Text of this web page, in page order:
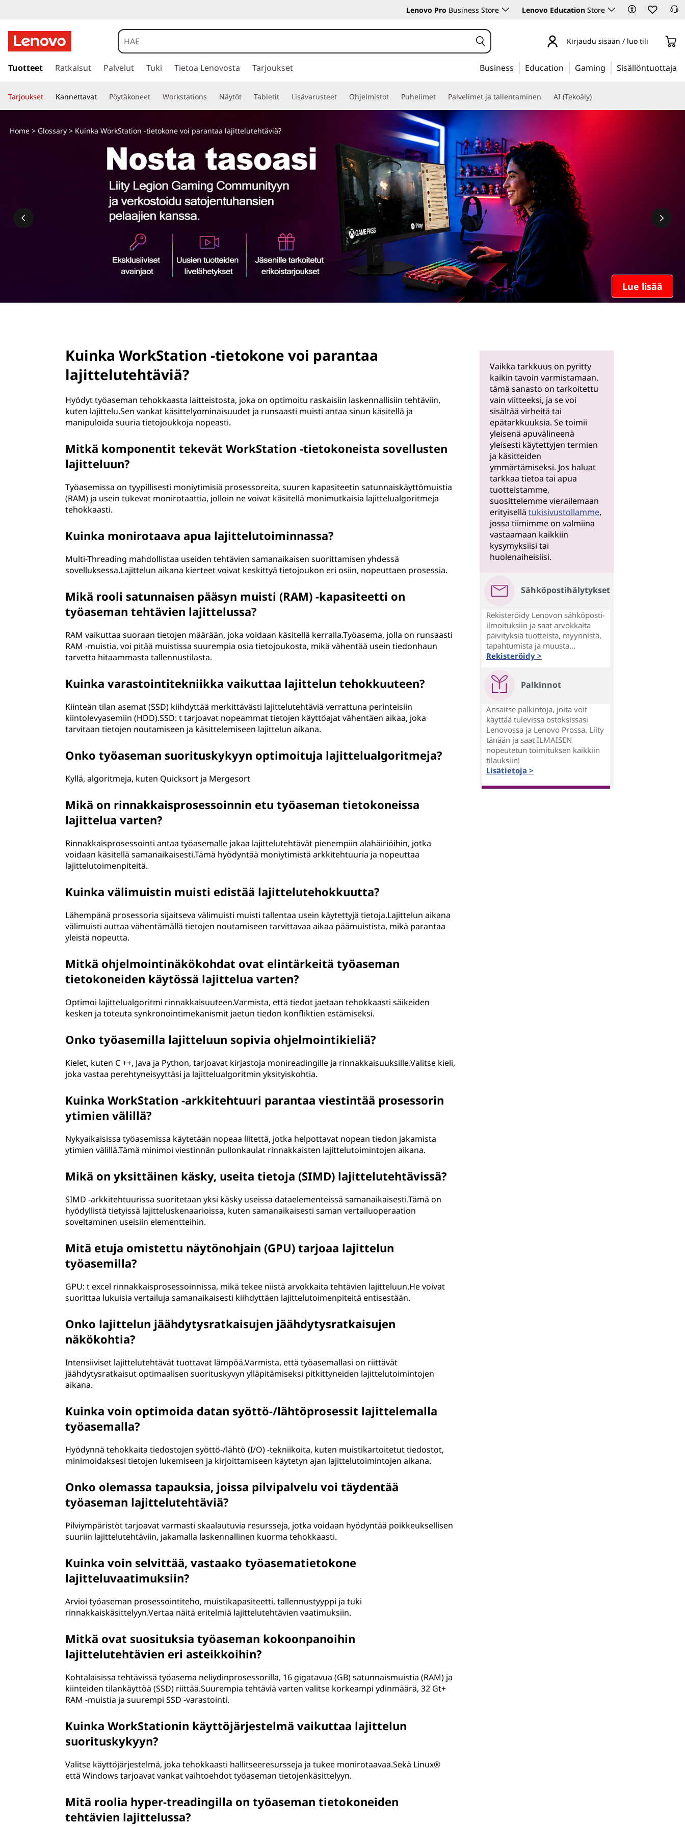
Lenovo Pro Business Store Lenovo Education Store
i
r
y
ä
Kirjaudu sisään / luo tili
Tuotteet Ratkaisut Palvelut Tuki Tietoa Lenovosta Tarjoukset Business Education Gaming Sisällöntuottaja
Tarjoukset Kannettavat Pöytäkoneet Workstations Näytöt Tabletit Lisävarusteet Ohjelmistot Puhelimet Palvelimet ja tallentaminen AI (Tekoäly)
Lue lisää
Home> Glossary> Kuinka WorkStation -tietokone voi parantaa lajittelutehtäviä?
Kuinka WorkStation -tietokone voi parantaa
lajittelutehtäviä?
Hyödyt työaseman tehokkaasta laitteistosta, joka on optimoitu raskaisiin laskennallisiin tehtäviin,
kuten lajittelu.Sen vankat käsittelyominaisuudet ja runsaasti muisti antaa sinun käsitellä ja
manipuloida suuria tietojoukkoja nopeasti.
Mitkä komponentit tekevät WorkStation -tietokoneista sovellusten
lajitteluun?
Työasemissa on tyypillisesti moniytimisiä prosessoreita, suuren kapasiteetin satunnaiskäyttömuistia
(RAM) ja usein tukevat monirotaattia, jolloin ne voivat käsitellä monimutkaisia lajittelualgoritmeja
tehokkaasti.
Kuinka monirotaava apua lajittelutoiminnassa?
Multi-Threading mahdollistaa useiden tehtävien samanaikaisen suorittamisen yhdessä
sovelluksessa.Lajittelun aikana kierteet voivat keskittyä tietojoukon eri osiin, nopeuttaen prosessia.
Mikä rooli satunnaisen pääsyn muisti (RAM) -kapasiteetti on
työaseman tehtävien lajittelussa?
RAM vaikuttaa suoraan tietojen määrään, joka voidaan käsitellä kerralla.Työasema, jolla on runsaasti
RAM -muistia, voi pitää muistissa suurempia osia tietojoukosta, mikä vähentää usein tiedonhaun
tarvetta hitaammasta tallennustilasta.
Kuinka varastointitekniikka vaikuttaa lajittelun tehokkuuteen?
Kiinteän tilan asemat (SSD) kiihdyttää merkittävästi lajittelutehtäviä verrattuna perinteisiin
kiintolevyasemiin (HDD).SSD: t tarjoavat nopeammat tietojen käyttöajat vähentäen aikaa, joka
tarvitaan tietojen noutamiseen ja käsittelemiseen lajittelun aikana.
Onko työaseman suorituskykyyn optimoituja lajittelualgoritmeja?
Kyllä, algoritmeja, kuten Quicksort ja Mergesort
Mikä on rinnakkaisprosessoinnin etu työaseman tietokoneissa
lajittelua varten?
Rinnakkaisprosessointi antaa työasemalle jakaa lajittelutehtävät pienempiin alahäiriöihin, jotka
voidaan käsitellä samanaikaisesti.Tämä hyödyntää moniytimistä arkkitehtuuria ja nopeuttaa
lajittelutoimenpiteitä.
Kuinka välimuistin muisti edistää lajittelutehokkuutta?
Lähempänä prosessoria sijaitseva välimuisti muisti tallentaa usein käytettyjä tietoja.Lajittelun aikana
välimuisti auttaa vähentämällä tietojen noutamiseen tarvittavaa aikaa päämuistista, mikä parantaa
yleistä nopeutta.
Mitkä ohjelmointinäkökohdat ovat elintärkeitä työaseman
tietokoneiden käytössä lajittelua varten?
Optimoi lajittelualgoritmi rinnakkaisuuteen.Varmista, että tiedot jaetaan tehokkaasti säikeiden
kesken ja toteuta synkronointimekanismit jaetun tiedon konfliktien estämiseksi.
Onko työasemilla lajitteluun sopivia ohjelmointikieliä?
Kielet, kuten C ++, Java ja Python, tarjoavat kirjastoja monireadingille ja rinnakkaisuuksille.Valitse kieli,
joka vastaa perehtyneisyyttäsi ja lajittelualgoritmin yksityiskohtia.
Kuinka WorkStation -arkkitehtuuri parantaa viestintää prosessorin
ytimien välillä?
Nykyaikaisissa työasemissa käytetään nopeaa liitettä, jotka helpottavat nopean tiedon jakamista
ytimien välillä.Tämä minimoi viestinnän pullonkaulat rinnakkaisten lajittelutoimintojen aikana.
Mikä on yksittäinen käsky, useita tietoja (SIMD) lajittelutehtävissä?
SIMD -arkkitehtuurissa suoritetaan yksi käsky useissa dataelementeissä samanaikaisesti.Tämä on
hyödyllistä tietyissä lajitteluskenaarioissa, kuten samanaikaisesti saman vertailuoperaation
soveltaminen useisiin elementteihin.
Mitä etuja omistettu näytönohjain (GPU) tarjoaa lajittelun
työasemilla?
GPU: t excel rinnakkaisprosessoinnissa, mikä tekee niistä arvokkaita tehtävien lajitteluun.He voivat
suorittaa lukuisia vertailuja samanaikaisesti kiihdyttäen lajittelutoimenpiteitä entisestään.
Onko lajittelun jäähdytysratkaisujen jäähdytysratkaisujen
näkökohtia?
Intensiiviset lajittelutehtävät tuottavat lämpöä.Varmista, että työasemallasi on riittävät
jäähdytysratkaisut optimaalisen suorituskyvyn ylläpitämiseksi pitkittyneiden lajittelutoimintojen
aikana.
Kuinka voin optimoida datan syöttö-/lähtöprosessit lajittelemalla
työasemalla?
Hyödynnä tehokkaita tiedostojen syöttö-/lähtö (I/O) -tekniikoita, kuten muistikartoitetut tiedostot,
minimoidaksesi tietojen lukemiseen ja kirjoittamiseen käytetyn ajan lajittelutoimintojen aikana.
Onko olemassa tapauksia, joissa pilvipalvelu voi täydentää
työaseman lajittelutehtäviä?
Pilviympäristöt tarjoavat varmasti skaalautuvia resursseja, jotka voidaan hyödyntää poikkeuksellisen
suuriin lajittelutehtäviin, jakamalla laskennallinen kuorma tehokkaasti.
Kuinka voin selvittää, vastaako työasematietokone
lajitteluvaatimuksiin?
Arvioi työaseman prosessointiteho, muistikapasiteetti, tallennustyyppi ja tuki
rinnakkaiskäsittelyyn.Vertaa näitä eritelmiä lajittelutehtävien vaatimuksiin.
Mitkä ovat suosituksia työaseman kokoonpanoihin
lajittelutehtävien eri asteikkoihin?
Kohtalaisissa tehtävissä työasema neliydinprosessorilla, 16 gigatavua (GB) satunnaismuistia (RAM) ja
kiinteiden tilankäyttöä (SSD) riittää.Suurempia tehtäviä varten valitse korkeampi ydinmäärä, 32 Gt+
RAM -muistia ja suurempi SSD -varastointi.
Kuinka WorkStationin käyttöjärjestelmä vaikuttaa lajittelun
suorituskykyyn?
Valitse käyttöjärjestelmä, joka tehokkaasti hallitseeresursseja ja tukee monirotaavaa.Sekä Linux®
että Windows tarjoavat vankat vaihtoehdot työaseman tietojenkäsittelyyn.
Mitä roolia hyper-treadingilla on työaseman tietokoneiden
tehtävien lajittelussa?
Vaikka tarkkuus on pyritty
kaikin tavoin varmistamaan,
tämä sanasto on tarkoitettu
vain viitteeksi, ja se voi
sisältää virheitä tai
epätarkkuuksia. Se toimii
yleisenä apuvälineenä
yleisesti käytettyjen termien
ja käsitteiden
ymmärtämiseksi. Jos haluat
tarkkaa tietoa tai apua
tuotteistamme,
suosittelemme vierailemaan
erityisellä tukisivustollamme,
jossa tiimimme on valmiina
vastaamaan kaikkiin
kysymyksiisi tai
huolenaiheisiisi.
Sähköpostihälytykset
Rekisteröidy Lenovon sähköposti-
ilmoituksiin ja saat arvokkaita
päivityksiä tuotteista, myynnistä,
tapahtumista ja muusta...
Rekisteröidy >
Palkinnot
Ansaitse palkintoja, joita voit
käyttää tulevissa ostoksissasi
Lenovossa ja Lenovo Prossa. Liity
tänään ja saat ILMAISEN
nopeutetun toimituksen kaikkiin
tilauksiin!
Lisätietoja >